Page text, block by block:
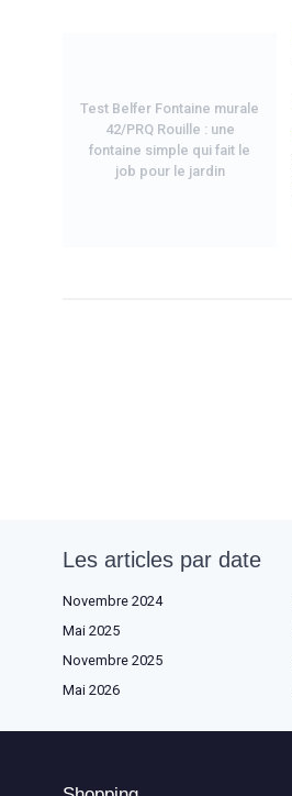
Test Belfer Fontaine murale
42/PRQ Rouille : une
fontaine simple qui fait le
job pour le jardin
Les articles par date
Novembre 2024
Mai 2025
Novembre 2025
Mai 2026